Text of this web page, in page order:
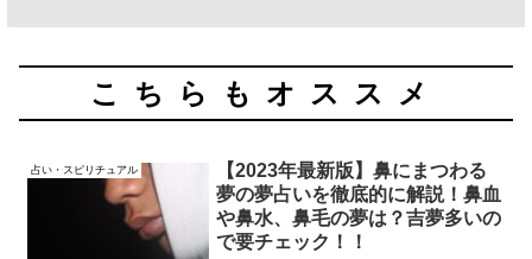
こちらもオススメ
占い・スピリチュアル
【2023年最新版】鼻にまつわる
夢の夢占いを徹底的に解説！鼻血
や鼻水、鼻毛の夢は？吉夢多いの
で要チェック！！